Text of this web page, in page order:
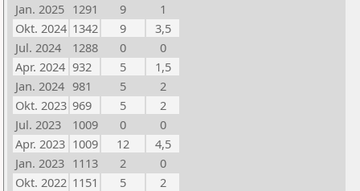
Jan. 2025 1291 9
1
Okt. 2024 1342 9
3,5
Jul. 2024
1288 0
0
Apr. 2024 932 5
1,5
Jan. 2024 981 5
2
Okt. 2023 969 5
2
Jul. 2023
1009 0
0
Apr. 2023 1009 12
4,5
Jan. 2023 1113 2
0
Okt. 2022 1151 5
2